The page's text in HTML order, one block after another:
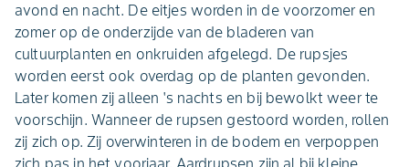
avond en nacht. De eitjes worden in de voorzomer en
zomer op de onderzijde van de bladeren van
cultuurplanten en onkruiden afgelegd. De rupsjes
worden eerst ook overdag op de planten gevonden.
Later komen zij alleen 's nachts en bij bewolkt weer te
voorschijn. Wanneer de rupsen gestoord worden, rollen
zij zich op. Zij overwinteren in de bodem en verpoppen
zich pas in het voorjaar. Aardrupsen zijn al bij kleine